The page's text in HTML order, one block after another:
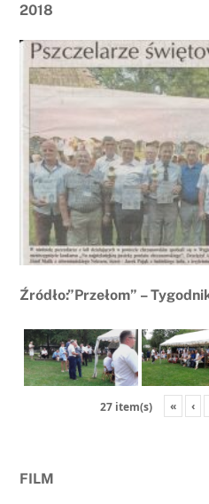
2018
Źródło:”Przełom” –
27 item(s) « ‹
FILM